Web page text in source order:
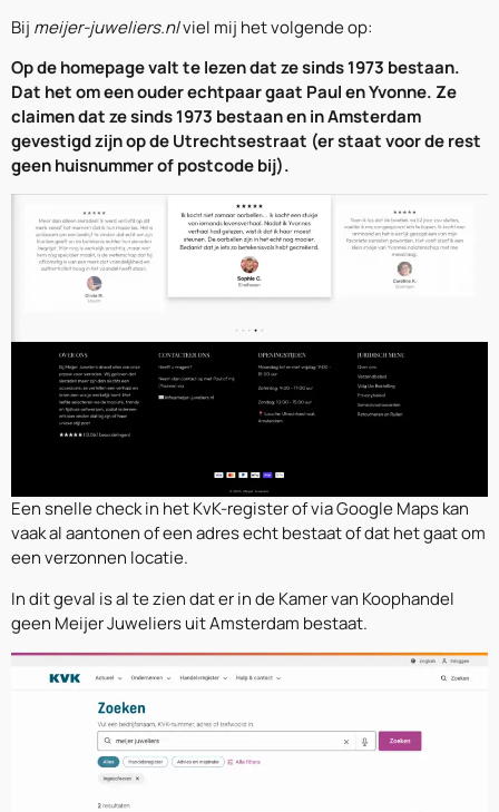
Bij meijer-juweliers.nlviel mij het volgende op:
Op de homepage valt te lezen dat ze sinds 1973 bestaan.
Dat het om een ouder echtpaar gaat Paul en Yvonne. Ze
claimen dat ze sinds 1973 bestaan en in Amsterdam
gevestigd zijn op de Utrechtsestraat (er staat voor de rest
geen huisnummer of postcode bij).
Een snelle check in het KvK-register of via Google Maps kan
vaak al aantonen of een adres echt bestaat of dat het gaat om
een verzonnen locatie.
In dit geval is al te zien dat er in de Kamer van Koophandel
geen Meijer Juweliers uit Amsterdam bestaat.